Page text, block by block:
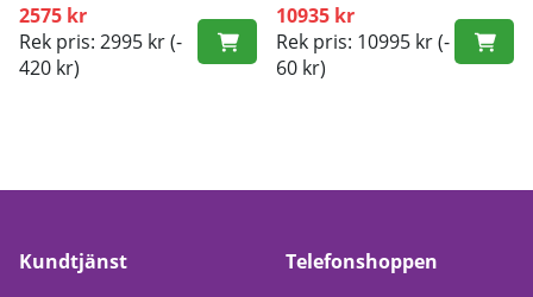
2575 kr
Rek pris: 2995 kr(-
420 kr)
10935 kr
Rek pris: 10995 kr(-
60 kr)
Kundtjänst
Telefonshoppen